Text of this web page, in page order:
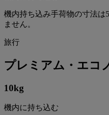
機内持ち込み手荷物の寸法は
ません。
旅行
プレミアム・エコ
10kg
機内に持ち込む